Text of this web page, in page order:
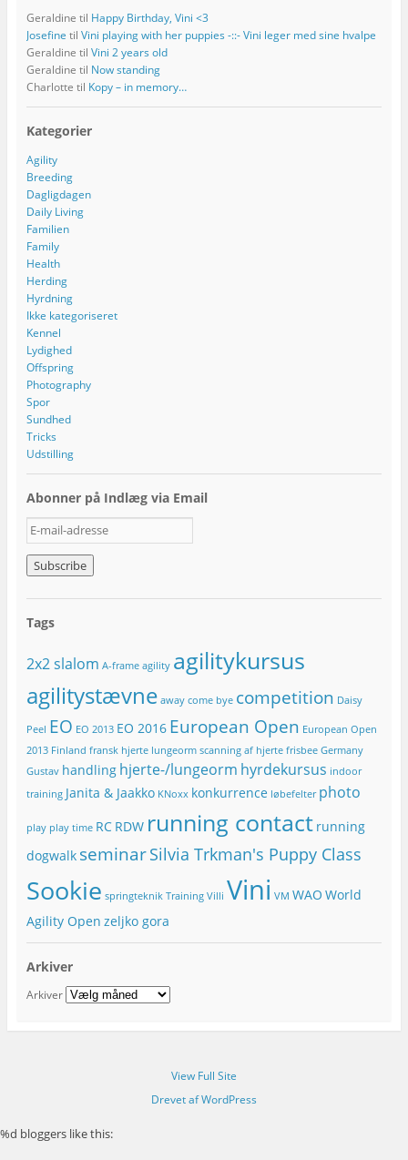
Geraldine til Happy Birthday, Vini <3
Josefine til Vini playing with her puppies -::- Vini leger med sine hvalpe
Geraldine til Vini 2 years old
Geraldine til Now standing
Charlotte til Kopy – in memory…
Kategorier
Agility
Breeding
Dagligdagen
Daily Living
Familien
Family
Health
Herding
Hyrdning
Ikke kategoriseret
Kennel
Lydighed
Offspring
Photography
Spor
Sundhed
Tricks
Udstilling
Abonner på Indlæg via Email
E
-
m
a
i
-
d
e
s
e
Tags
2x2 slalom A-frame agility agilitykursus
agilitystævne away come bye competition Daisy
Peel EO EO 2013 EO 2016 European Open European Open
2013 Finland fransk hjerte lungeorm scanning af hjerte frisbee Germany
Gustav handling hjerte-/lungeorm hyrdekursus indoor
training Janita & Jaakko KNoxx konkurrence løbefelter photo
play play time RC RDW running contact running
dogwalk seminarSilvia Trkman's Puppy Class
Sookie springteknik Training Villi Vini VM WAO World
Agility Open zeljko gora
Arkiver
Arkiver
View Full Site
Drevet af WordPress
%d bloggers like this: